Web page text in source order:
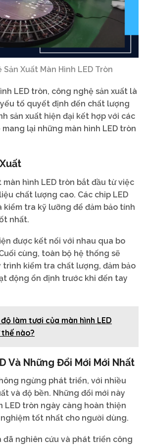
Sản Xuất Màn Hình LED Tròn
LED tròn, công nghệ sản xuất là
tố quyết định đến chất lượng
sản xuất hiện đại kết hợp với các
lại những màn hình LED tròn
màn hình LED tròn bắt đầu từ việc
chất lượng cao. Các chip LED
kiểm tra kỹ lưỡng để đảm bảo tính
nhất.
được kết nối với nhau qua bo
cùng, toàn bộ hệ thống sẽ
trình kiểm tra chất lượng, đảm bảo
động ổn định trước khi đến tay
làm tươi của màn hình LED
nào?
Và Những Đổi Mới Mới Nhất
ngừng phát triển, với nhiều
và độ bền. Những đổi mới này
LED tròn ngày càng hoàn thiện
tốt nhất cho người dùng.
đã nghiên cứu và phát triển công